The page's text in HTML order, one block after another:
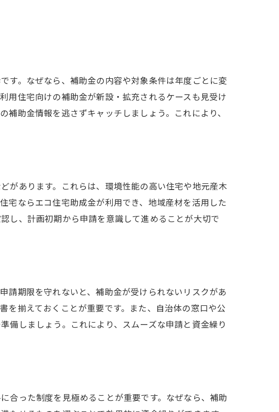
用法
用術
り術
ト
紹介
す。なぜなら、補助金の内容や対象条件は年度ごとに変
用住宅向けの補助金が新設・拡充されるケースも見受け
助金情報を逃さずキャッチしましょう。これにより、
があります。これらは、環境性能の高い住宅や地元産木
宅ならエコ住宅助成金が利用でき、地域産材を活用した
し、計画初期から申請を意識して進めることが大切で
請期限を守れないと、補助金が受けられないリスクがあ
を揃えておくことが重要です。また、自治体の窓口や公
しましょう。これにより、スムーズな申請と資金繰り
合った制度を見極めることが重要です。なぜなら、補助